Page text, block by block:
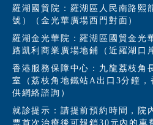
羅湖國貿院：羅湖區人民南路熙
號）（金光華廣場西門對面）
羅湖金光華院：羅湖區國貿金光
路凱利商業廣場地鋪（近羅湖口
香港服務保障中心：九龍荔枝角
室（荔枝角地鐵站A出口3分鐘
供網絡諮詢）
就診提示：請提前預約時間，院
票首次治療後可報銷30元內的車